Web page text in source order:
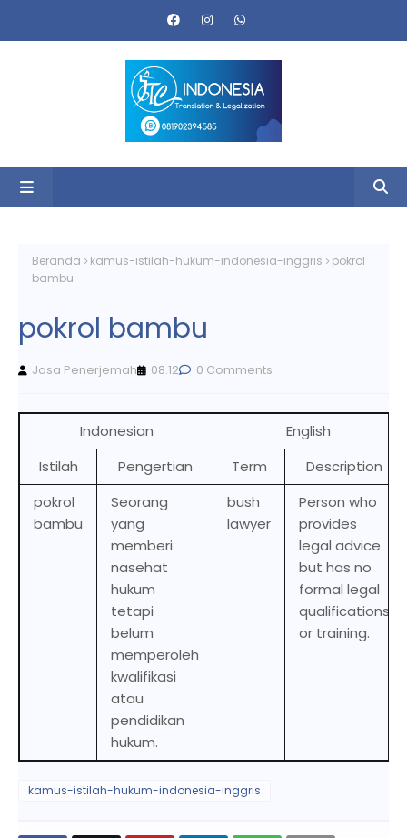
Beranda kamus-istilah-hukum-indonesia-inggris
pokrol
bambu
pokrol bambu
Jasa Penerjemah 08.12 0 Comments
Indonesian
English
Istilah
Pengertian Term
Description
pokrol
bambu
Seorang
yang
memberi
nasehat
hukum
tetapi
belum
memperoleh
kwalifikasi
atau
pendidikan
hukum.
bush
lawyer
Person who
provides
legal advice
but has no
formal legal
qualifications
or training.
kamus-istilah-hukum-indonesia-inggris